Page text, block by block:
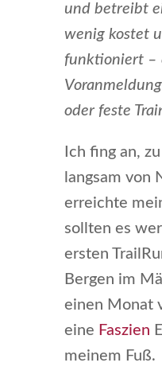
und betreibt
wenig kostet
funktioniert –
oder feste
Ich fing an,
langsam von
erreichte
sollten es
ersten
Bergen im
einen Monat
eine Faszien
meinem Fuß.